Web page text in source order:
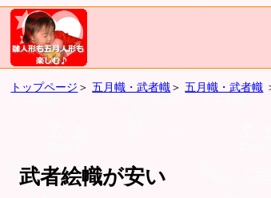
トップページ ＞五月幟・武者幟＞五月幟・武者幟
武者絵幟が安い